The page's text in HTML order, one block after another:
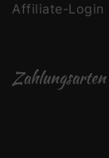
Affiliate-Login
Zahlungsarten